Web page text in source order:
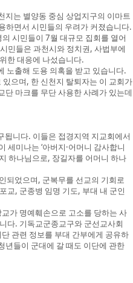
지는 별양동 중심 상업지구의 이마트
하면서 시민들의 우려가 커졌습니다.
시민들이 7월 대규모 집회를 열어
민들은 과천시와 정치권, 사법부에
한 대응에 나섰습니다.
노출해 도용 의혹을 받고 있습니다.
으며, 한 신천지 탈퇴자는 이 교회가
마크를 무단 사용한 사례가 있는데
니다. 이들은 접경지역 지교회에서
세미나는 ‘아버지·어머니 감사합니
하나님으로, 장길자를 어머니 하나
되었으며, 군복무를 선교의 기회로
교, 군종병 임명 기도, 부대 내 군인
가 명예훼손으로 고소를 당하는 사
다. 기독교군종교구와 군선교사회
관련 정보를 부대 간부에게 공유하
년들이 군대에 갈 때도 이단에 관한